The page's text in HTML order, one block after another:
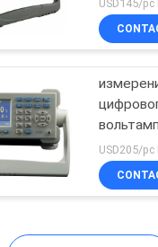
55000
USD145/pc
20MHz
USD205/pc